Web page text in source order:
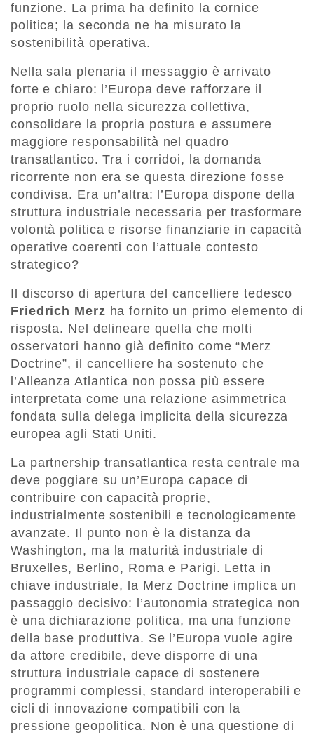
funzione. La prima ha definito la cornice
politica; la seconda ne ha misurato la
sostenibilità operativa.
Nella sala plenaria il messaggio è arrivato
forte e chiaro: l’Europa deve rafforzare il
proprio ruolo nella sicurezza collettiva,
consolidare la propria postura e assumere
maggiore responsabilità nel quadro
transatlantico. Tra i corridoi, la domanda
ricorrente non era se questa direzione fosse
condivisa. Era un’altra: l’Europa dispone della
struttura industriale necessaria per trasformare
volontà politica e risorse finanziarie in capacità
operative coerenti con l’attuale contesto
strategico?
Il discorso di apertura del cancelliere tedesco
Friedrich Merz ha fornito un primo elemento di
risposta. Nel delineare quella che molti
osservatori hanno già definito come “Merz
Doctrine”, il cancelliere ha sostenuto che
l’Alleanza Atlantica non possa più essere
interpretata come una relazione asimmetrica
fondata sulla delega implicita della sicurezza
europea agli Stati Uniti.
La partnership transatlantica resta centrale ma
deve poggiare su un’Europa capace di
contribuire con capacità proprie,
industrialmente sostenibili e tecnologicamente
avanzate. Il punto non è la distanza da
Washington, ma la maturità industriale di
Bruxelles, Berlino, Roma e Parigi. Letta in
chiave industriale, la Merz Doctrine implica un
passaggio decisivo: l’autonomia strategica non
è una dichiarazione politica, ma una funzione
della base produttiva. Se l’Europa vuole agire
da attore credibile, deve disporre di una
struttura industriale capace di sostenere
programmi complessi, standard interoperabili e
cicli di innovazione compatibili con la
pressione geopolitica. Non è una questione di